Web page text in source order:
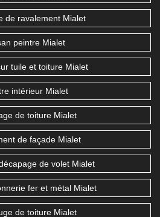
de ravalement Mialet
peintre Mialet
tuile et toiture Mialet
intérieur Mialet
de toiture Mialet
de façade Mialet
de volet Mialet
fer et métal Mialet
de toiture Mialet